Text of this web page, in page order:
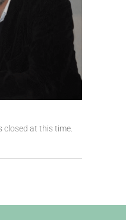
closed at this time.